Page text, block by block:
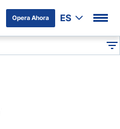
Opera Ahora ES